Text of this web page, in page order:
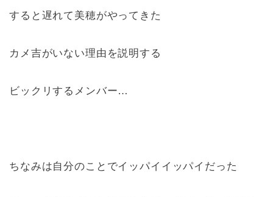
すると遅れて美穂がやってきた
カメ吉がいない理由を説明する
ビックリするメンバー…
ちなみは自分のことでイッパイイッパイだった